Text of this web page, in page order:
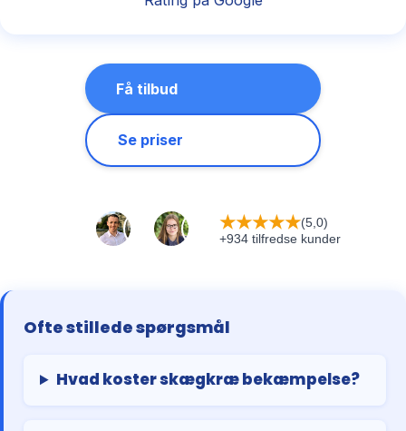
Få tilbud
Se priser
★★★★★(5,0)
+934 tilfredse kunder
Ofte stillede spørgsmål
Hvad koster skægkræ bekæmpelse?